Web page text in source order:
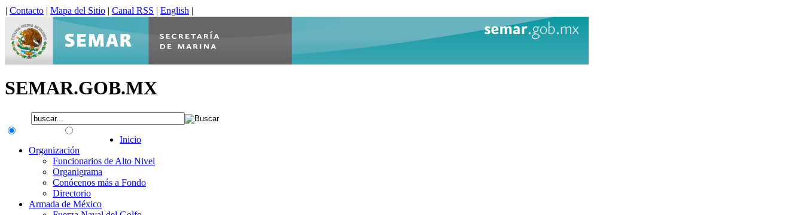
| Contacto | Mapa del Sitio | Canal RSS | English |
SEMAR.GOB.MX
Inicio
Organización
Funcionarios de Alto Nivel
Organigrama
Conócenos más a Fondo
Directorio
Armada de México